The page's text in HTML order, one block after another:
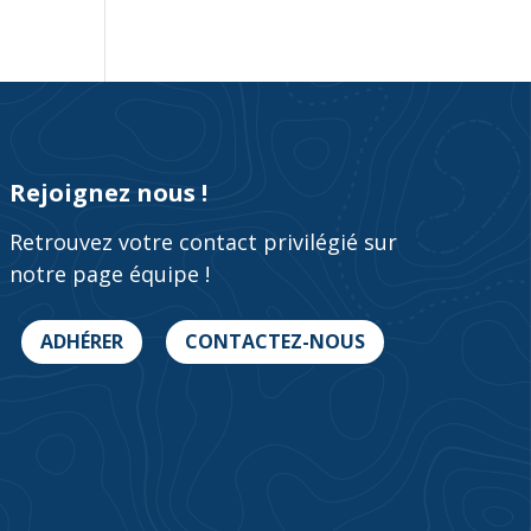
Rejoignez nous !
Retrouvez votre contact privilégié sur
notre page équipe !
ADHÉRER CONTACTEZ-NOUS